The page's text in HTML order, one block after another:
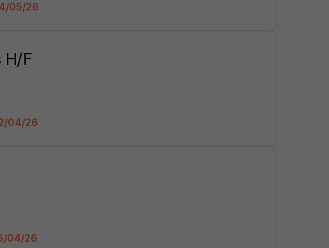
05/26
H/F
04/26
04/26